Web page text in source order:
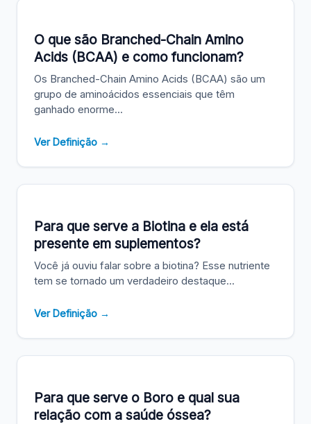
O que são Branched-Chain Amino
Acids (BCAA) e como funcionam?
Os Branched-Chain Amino Acids (BCAA) são um
grupo de aminoácidos essenciais que têm
ganhado enorme...
Ver Definição →
Para que serve a Biotina e ela está
presente em suplementos?
Você já ouviu falar sobre a biotina? Esse nutriente
tem se tornado um verdadeiro destaque...
Ver Definição →
Para que serve o Boro e qual sua
relação com a saúde óssea?